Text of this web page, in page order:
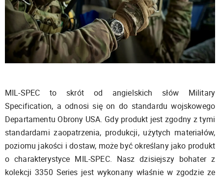
MIL-SPEC to skrót od angielskich słów Military
Specification, a odnosi się on do standardu wojskowego
Departamentu Obrony USA. Gdy produkt jest zgodny z tymi
standardami zaopatrzenia, produkcji, użytych materiałów,
poziomu jakości i dostaw, może być określany jako produkt
o charakterystyce MIL-SPEC. Nasz dzisiejszy bohater z
kolekcji 3350 Series jest wykonany właśnie w zgodzie ze